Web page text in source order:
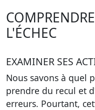
L'ÉCHEC
EXAMINER SES
Nous savons à quel
prendre du recul et
erreurs. Pourtant,